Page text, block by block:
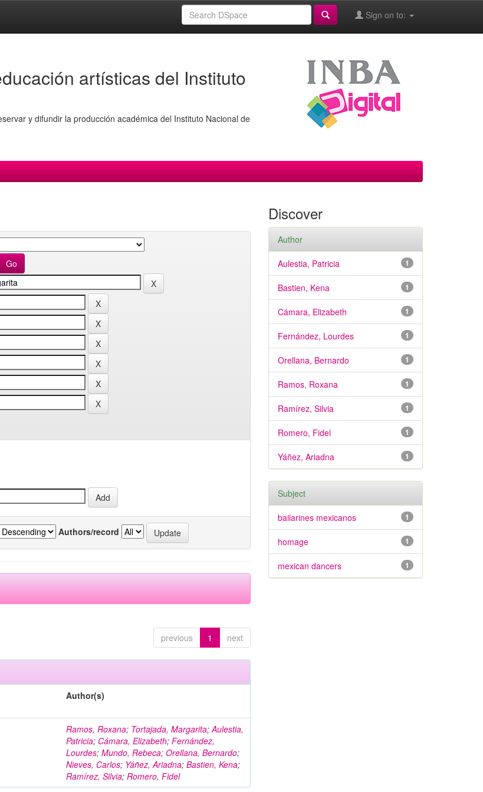
Sign on to:
artísticas del Instituto
y difundir la producción académica del Instituto Nacional de
Authors/record
previous 1 next
Author(s)
Ramos, Roxana; Tortajada, Margarita;Aulestia,
Patricia; Cámara, Elizabeth;Fernández,
Lourdes;Mundo, Rebeca;Orellana, Bernardo;
Nieves, Carlos; Yáñez, Ariadna;Bastien, Kena;
Ramírez, Silvia;Romero, Fidel
Discover
Author
1
Aulestia, Patricia
1
Bastien, Kena
1
Cámara, Elizabeth
1
Fernández, Lourdes
1
Orellana, Bernardo
1
Ramos, Roxana
1
Ramírez, Silvia
1
Romero, Fidel
1
Yáñez, Ariadna
Subject
1
bailarines mexicanos
1
homage
1
mexican dancers